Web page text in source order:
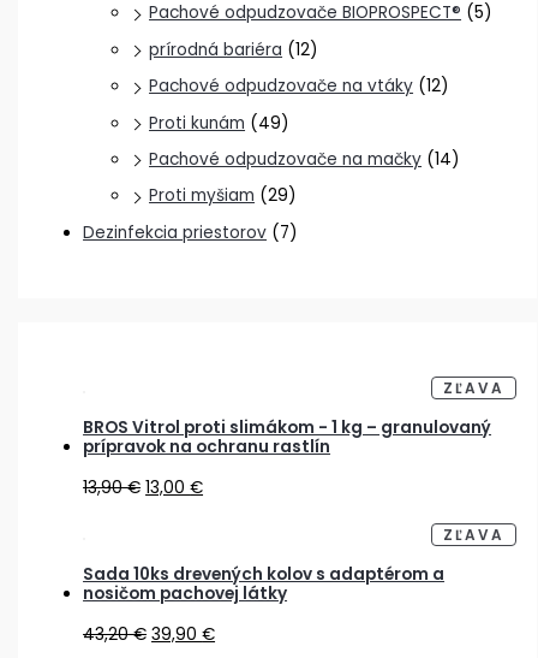
Pachové odpudzovače BIOPROSPECT® (5)
prírodná bariéra (12)
Pachové odpudzovače na vtáky (12)
Proti kunám (49)
Pachové odpudzovače na mačky (14)
Proti myšiam (29)
Dezinfekcia priestorov (7)
ZĽAVAZ
Ľ
D
U
BROS Vitrol proti slimákom - 1 kg – granulovaný
prípravok na ochranu rastlín
13,90€ 13,00€
ZĽAVAZ
Ľ
Sada 10ks drevených kolov s adaptérom a
nosičom pachovej látky
43,20€ 39,90€